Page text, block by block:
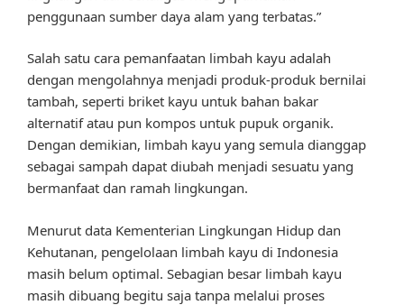
penggunaan sumber daya alam yang terbatas.”
Salah satu cara pemanfaatan limbah kayu adalah
dengan mengolahnya menjadi produk-produk bernilai
tambah, seperti briket kayu untuk bahan bakar
alternatif atau pun kompos untuk pupuk organik.
Dengan demikian, limbah kayu yang semula dianggap
sebagai sampah dapat diubah menjadi sesuatu yang
bermanfaat dan ramah lingkungan.
Menurut data Kementerian Lingkungan Hidup dan
Kehutanan, pengelolaan limbah kayu di Indonesia
masih belum optimal. Sebagian besar limbah kayu
masih dibuang begitu saja tanpa melalui proses